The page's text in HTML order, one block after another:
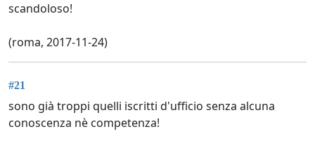
scandoloso!
(roma, 2017-11-24)
#21
sono già troppi quelli iscritti d'ufficio senza alcuna
conoscenza nè competenza!